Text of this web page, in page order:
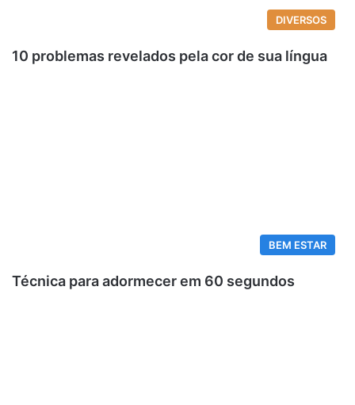
DIVERSOS
10 problemas revelados pela cor de sua língua
BEM ESTAR
Técnica para adormecer em 60 segundos